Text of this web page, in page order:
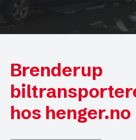
Brenderup
hos henger.no